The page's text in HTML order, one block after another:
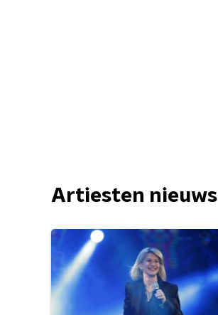
Artiesten nieuws